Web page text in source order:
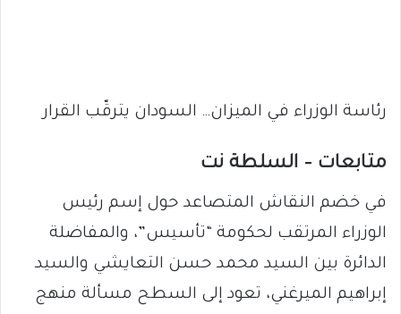
رئاسة الوزراء في الميزان… السودان يترقّب القرار
متابعات – السلطة نت
في خضم النقاش المتصاعد حول إسم رئيس
الوزراء المرتقب لحكومة “تأسيس”، والمفاضلة
الدائرة بين السيد محمد حسن التعايشي والسيد
إبراهيم الميرغني، تعود إلى السطح مسألة منهج